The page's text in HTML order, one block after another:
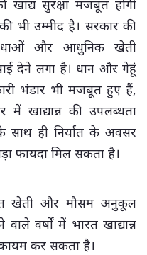
सुरक्षा मजबूत होगी
भी उम्मीद है। सरकार की
और आधुनिक खेती
देने लगा है। धान और गेहूं
भंडार भी मजबूत हुए हैं,
खाद्यान्न की उपलब्धता
साथ ही निर्यात के अवसर
फायदा मिल सकता है।
खेती और मौसम अनुकूल
वर्षों में भारत खाद्यान्न
कायम कर सकता है।